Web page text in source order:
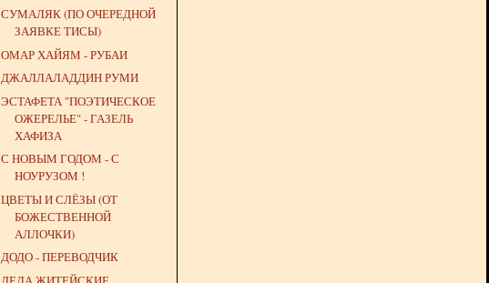
СУМАЛЯК (ПО ОЧЕРЕДНОЙ
ЗАЯВКЕ ТИСЫ)
ОМАР ХАЙЯМ - РУБАИ
ДЖАЛЛАЛАДДИН РУМИ
ЭСТАФЕТА "ПОЭТИЧЕСКОЕ
ОЖЕРЕЛЬЕ" - ГАЗЕЛЬ
ХАФИЗА
С НОВЫМ ГОДОМ - С
НОУРУЗОМ !
ЦВЕТЫ И СЛЁЗЫ (ОТ
БОЖЕСТВЕННОЙ
АЛЛОЧКИ)
ДОДО - ПЕРЕВОДЧИК